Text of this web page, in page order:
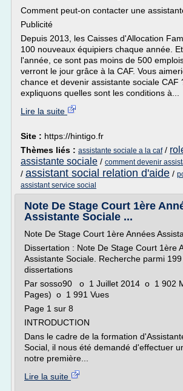
Comment peut-on contacter une
Publicité
Depuis 2013, les Caisses d'Allocation
100 nouveaux équipiers chaque année.
l'année, ce sont pas moins de 500
verront le jour grâce à la CAF. Vous
chance et devenir assistante sociale CAF
expliquons quelles sont les conditions à...
Lire la suite
Site : https://hintigo.fr
Thèmes liés : assistante sociale a la caf/
assistante sociale / comment devenir
/ assistant social relation d'aide /
assistant service social
Note De Stage Court 1ère
Assistante Sociale ...
Note De Stage Court 1ère Années
Dissertation : Note De Stage Court 1ère
Assistante Sociale. Recherche parmi
dissertations
Par sosso90 o 1 Juillet 2014 o 1 902
Pages) o 1 991 Vues
Page 1 sur 8
INTRODUCTION
Dans le cadre de la formation
Social, il nous été demandé d'effectuer
notre première...
Lire la suite